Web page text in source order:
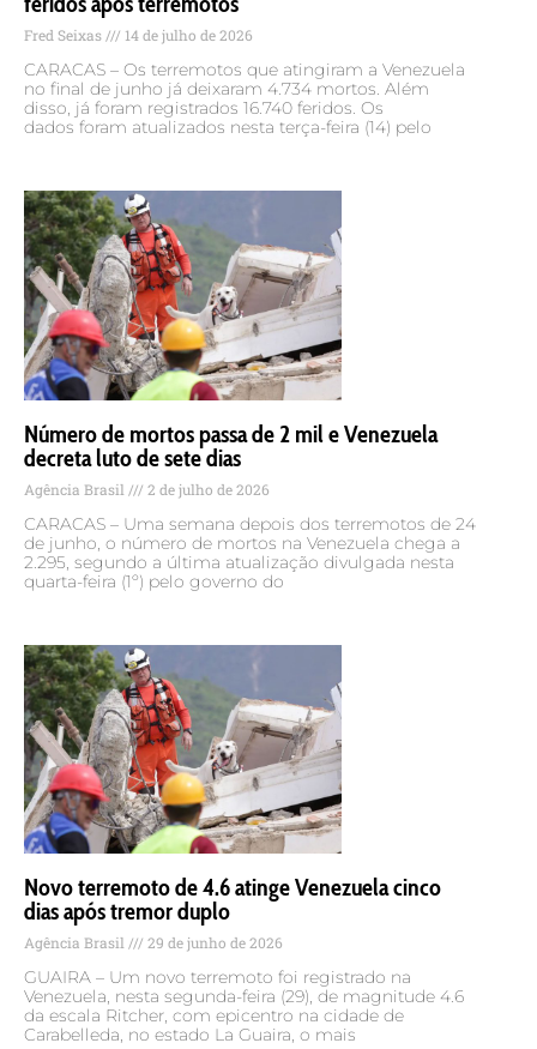
Fred Seixas 14 de julho de 2026
CARACAS – Os terremotos que atingiram a Venezuela
no final de junho já deixaram 4.734 mortos. Além
disso, já foram registrados 16.740 feridos. Os
dados foram atualizados nesta terça-feira (14) pelo
Número de mortos passa de 2 mil e Venezuela
decreta luto de sete dias
Agência Brasil 2 de julho de 2026
CARACAS – Uma semana depois dos terremotos de 24
de junho, o número de mortos na Venezuela chega a
2.295, segundo a última atualização divulgada nesta
quarta-feira (1º) pelo governo do
Novo terremoto de 4.6 atinge Venezuela cinco
dias após tremor duplo
Agência Brasil 29 de junho de 2026
GUAIRA – Um novo terremoto foi registrado na
Venezuela, nesta segunda-feira (29), de magnitude 4.6
da escala Ritcher, com epicentro na cidade de
Carabelleda, no estado La Guaira, o mais